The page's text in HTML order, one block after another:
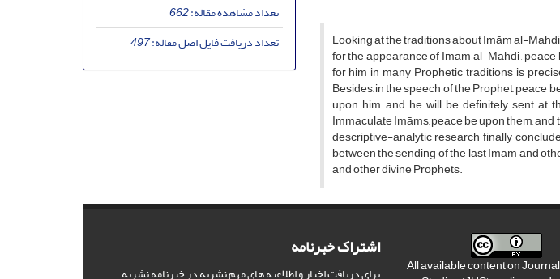
Looking at the traditions about Imām al-
for the appearance of Imām al-Mahdi ,
for him in many Prophetic traditions is
Besides, in the speech of the Prophet, peace
upon him, and he will be definitely sent at
Immaculate Imāms, peace be upon them,
descriptive-analytic research finally
between the sending of the last Imām and
and other divine Prophets.
تعداد مشاهده مقاله:662
تعداد دریافت فایل اصل مقاله:497
All available content on
اشتراک خبرنامه
برای دریافت اخبار و اطلاعیه های مهم نشریه در خبرنامه نشریه